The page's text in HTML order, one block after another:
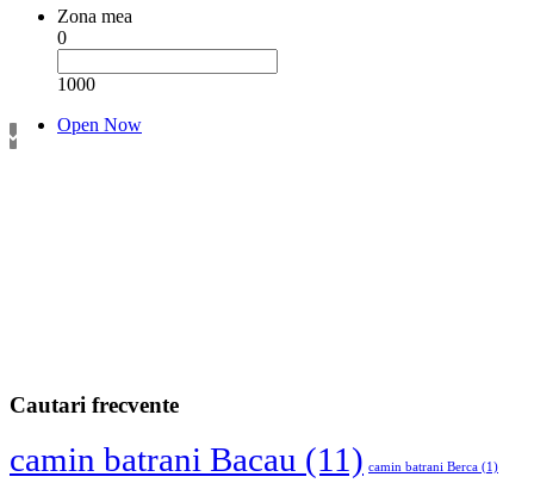
Zona mea
0
1000
Open Now
Cautari frecvente
camin batrani Bacau (11) camin batrani Berca (1)